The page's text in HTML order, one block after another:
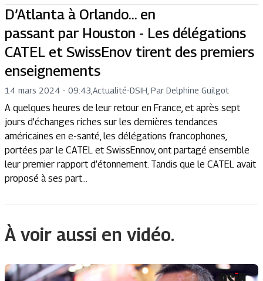
D’Atlanta à Orlando… en
passant par Houston - Les délégations
CATEL et SwissEnov tirent des premiers
enseignements
14 mars 2024 - 09:43 Actualité-DSIH, Par Delphine Guilgot
A quelques heures de leur retour en France, et après sept
jours d’échanges riches sur les dernières tendances
américaines en e-santé, les délégations francophones,
portées par le CATEL et SwissEnnov, ont partagé ensemble
leur premier rapport d’étonnement. Tandis que le CATEL avait
proposé à ses part...
À voir aussi en vidéo.